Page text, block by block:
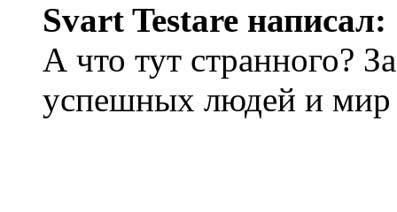
Svart Testare написал:
А что тут странного?
успешных людей и мир